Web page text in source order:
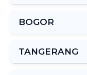
BOGOR
TANGERANG